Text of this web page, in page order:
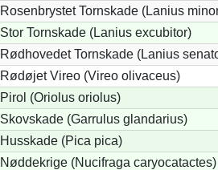
Rosenbrystet Tornskade (Lanius
Stor Tornskade (Lanius excubitor)
Rødhovedet Tornskade (Lanius
Rødøjet Vireo (Vireo olivaceus)
Pirol (Oriolus oriolus)
Skovskade (Garrulus glandarius)
Husskade (Pica pica)
Nøddekrige (Nucifraga caryocatactes)